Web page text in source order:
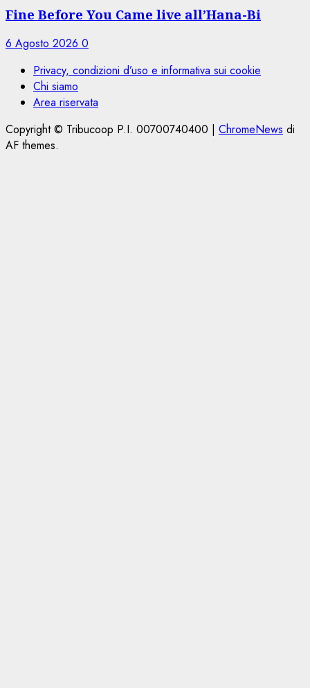
Fine Before You Came live all’Hana-Bi
6 Agosto 2026 0
Privacy, condizioni d’uso e informativa sui cookie
Chi siamo
Area riservata
Copyright © Tribucoop P.I. 00700740400 | ChromeNews di
AF themes.